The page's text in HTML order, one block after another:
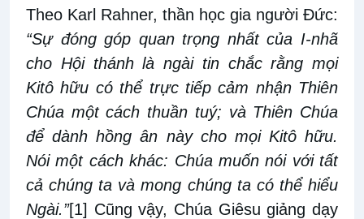
Theo Karl Rahner, thần học gia người Đức:
“Sự đóng góp quan trọng nhất của I-nhã
cho Hội thánh là ngài tin chắc rằng mọi
Kitô hữu có thể trực tiếp cảm nhận Thiên
Chúa một cách thuần tuý; và Thiên Chúa
để dành hồng ân này cho mọi Kitô hữu.
Nói một cách khác: Chúa muốn nói với tất
cả chúng ta và mong chúng ta có thể hiểu
Ngài.”[1] Cũng vậy, Chúa Giêsu giảng dạy